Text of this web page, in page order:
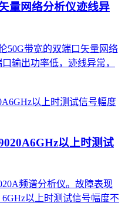
量网络分析仪迹线异
50G带宽的双端口矢量网络
输出功率低，迹线异常，
以上时测试
频谱分析仪。故障表现
以上时测试信号幅度不